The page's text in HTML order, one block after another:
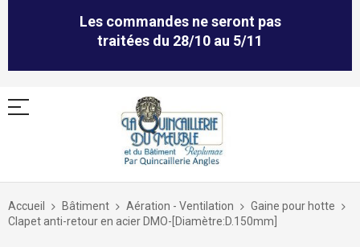
Les commandes ne seront pas
traitées du 28/10 au 5/11
Allez
contenu
Accueil Bâtiment Aération - Ventilation
Gaine pour hotte
Clapet anti-retour en acier DMO-[Diamètre:D.150mm]